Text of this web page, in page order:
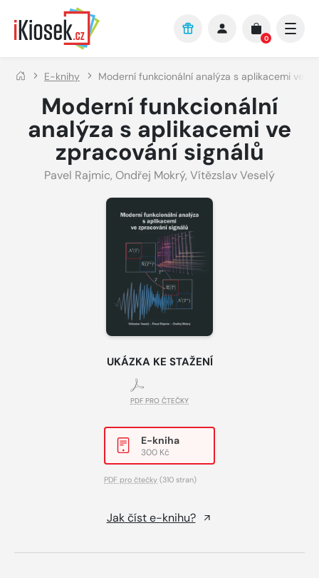
Přejít na hlavní obsah
0
E-knihy Moderní funkcionální analýza s aplikacemi ve
Moderní funkcionální
analýza s aplikacemi ve
zpracování signálů
Pavel Rajmic, Ondřej Mokrý, Vítězslav Veselý
UKÁZKA KE STAŽENÍ
PDF PRO ČTEČKY
E-kniha
300 Kč
PDF pro čtečky (310 stran)
Jak číst e-knihu?